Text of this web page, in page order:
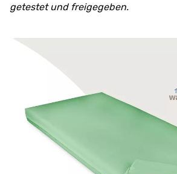
getestet und freigegeben.